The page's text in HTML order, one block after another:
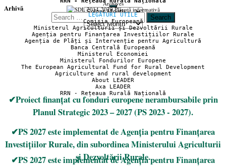
Archives
Arhivă
Arhivă
Search
for:
LEGĂTURI UTILE
Comisia Europeană
Ministerul Agriculturii și Dezvoltării Rurale
Agenția pentru Finanțarea Investițiilor Rurale
Agenția de Plăți și Intervenție pentru Agricultură
Banca Centrală Europeană
Ministerul Economiei
Ministerul Fondurilor Europene
The European Agricultural Fund for Rural Development
Agriculture and rural development
About LEADER
Axa LEADER
RRN - Rețeaua Rurală Națională
✔Proiect finanțat cu fonduri europene nerambursabile prin
Planul Strategic 2023 – 2027 (PS 2023 - 2027).
✔PS 2027 este implementat de Agenția pentru Finanțarea
Investițiilor Rurale, din subordinea Ministerului Agriculturii
și Dezvoltării Rurale.
✔PS 2027 este implementat de Agenția pentru Finanțarea